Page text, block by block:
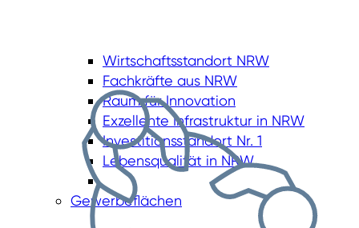
Wirtschaftsstandort NRW
Fachkräfte aus NRW
Raum für Innovation
Exzellente Infrastruktur in NRW
Investitionsstandort Nr. 1
Lebensqualität in NRW
Gewerbeflächen